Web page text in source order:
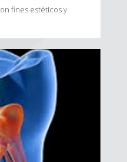
fines estéticos y